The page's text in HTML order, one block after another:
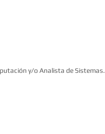
y/o Analista de Sistemas.